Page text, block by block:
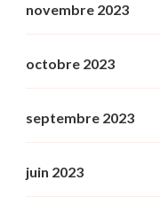
novembre 2023
octobre 2023
septembre 2023
juin 2023